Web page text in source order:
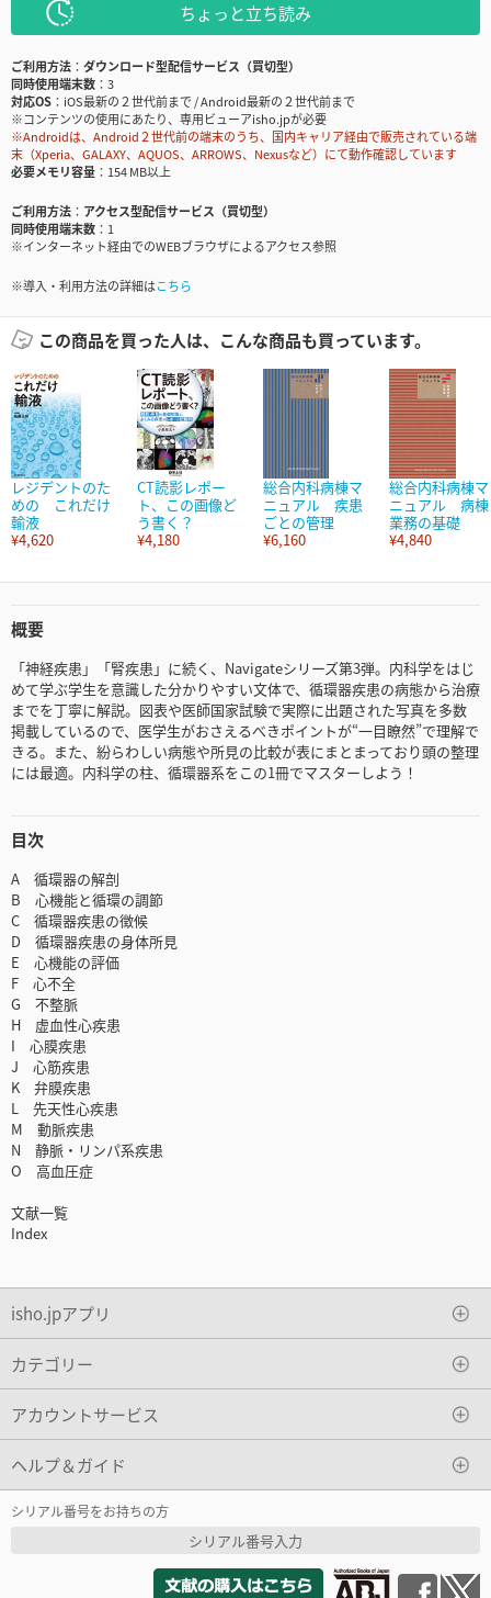
ちょっと立ち読み
ご利用方法
ダウンロード型配信サービス（買切型）
同時使用端末数
3
対応OS
iOS最新の２世代前まで / Android最新の２世代前まで
※コンテンツの使用にあたり、専用ビューアisho.jpが必要
※Androidは、Android２世代前の端末のうち、国内キャリア経由で販売されている端
末（Xperia、GALAXY、AQUOS、ARROWS、Nexusなど）にて動作確認しています
必要メモリ容量
154 MB以上
ご利用方法
アクセス型配信サービス（買切型）
同時使用端末数
1
※インターネット経由でのWEBブラウザによるアクセス参照
※導入・利用方法の詳細はこちら
この商品を買った人は、こんな商品も買っています。
レジデントのた
めの これだけ
輸液
¥4,620
CT読影レポー
ト、この画像ど
う書く？
¥4,180
総合内科病棟マ
ニュアル 疾患
ごとの管理
¥6,160
総合内科病棟マ
ニュアル 病棟
業務の基礎
¥4,840
概要
「神経疾患」「腎疾患」に続く、Navigateシリーズ第3弾。内科学をはじ
めて学ぶ学生を意識した分かりやすい文体で、循環器疾患の病態から治療
までを丁寧に解説。図表や医師国家試験で実際に出題された写真を多数
掲載しているので、医学生がおさえるべきポイントが“一目瞭然”で理解で
きる。また、紛らわしい病態や所見の比較が表にまとまっており頭の整理
には最適。内科学の柱、循環器系をこの1冊でマスターしよう！
目次
A 循環器の解剖
B 心機能と循環の調節
C 循環器疾患の徴候
D 循環器疾患の身体所見
E 心機能の評価
F 心不全
G 不整脈
H 虚血性心疾患
I 心膜疾患
J 心筋疾患
K 弁膜疾患
L 先天性心疾患
M 動脈疾患
N 静脈・リンパ系疾患
O 高血圧症
文献一覧
Index
isho.jpアプリ
カテゴリー
アカウントサービス
ヘルプ＆ガイド
シリアル番号をお持ちの方
シリアル番号入力